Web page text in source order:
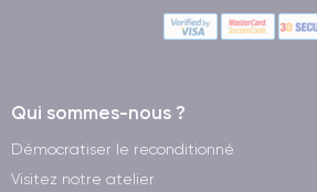
Qui sommes-nous ?
Démocratiser le reconditionné
Visitez notre atelier